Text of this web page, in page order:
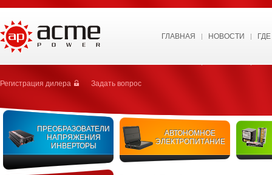
ГЛАВНАЯ НОВОСТИ
Регистрация дилера Задать вопрос
ПРЕОБРАЗОВАТЕЛИ
НАПРЯЖЕНИЯ
ИНВЕРТОРЫ
АВТОНОМНОЕ
ЭЛЕКТРОПИТАНИЕ